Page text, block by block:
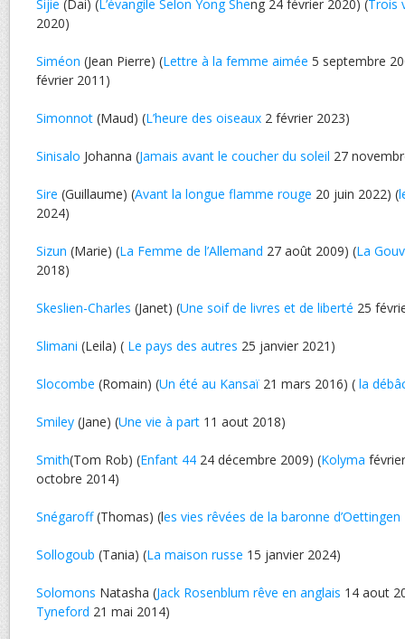
Sijie (Dai) (L’évangile Selon Yong Sheng 24 février 2020) (Trois
2020)
Siméon (Jean Pierre) (Lettre à la femme aimée 5 septembre
février 2011)
Simonnot (Maud) (L’heure des oiseaux 2 février 2023)
Sinisalo Johanna (Jamais avant le coucher du soleil 27
Sire (Guillaume) (Avant la longue flamme rouge 20 juin 2022) (
2024)
Sizun (Marie) (La Femme de l’Allemand 27 août 2009) (La
2018)
Skeslien-Charles (Janet) (Une soif de livres et de liberté 25
Slimani (Leila) ( Le pays des autres 25 janvier 2021)
Slocombe (Romain) (Un été au Kansaï 21 mars 2016) ( la
Smiley (Jane) (Une vie à part 11 aout 2018)
Smith(Tom Rob) (Enfant 44 24 décembre 2009) (Kolyma
octobre 2014)
Snégaroff(Thomas) (les vies rêvées de la baronne d’Oettingen
Sollogoub (Tania) (La maison russe 15 janvier 2024)
Solomons Natasha (Jack Rosenblum rêve en anglais 14 aout
Tyneford 21 mai 2014)